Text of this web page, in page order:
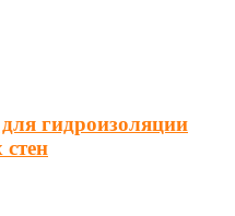
гидроизоляции